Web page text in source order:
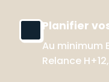
Planifier
Au minimum
Relance